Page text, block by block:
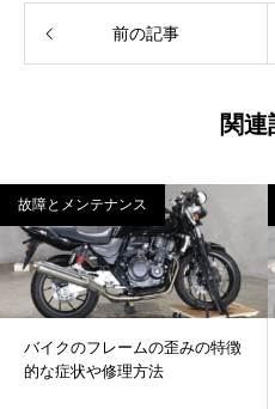
前の記事
関連
故障とメンテナンス
バイクのフレームの歪みの特徴
的な症状や修理方法